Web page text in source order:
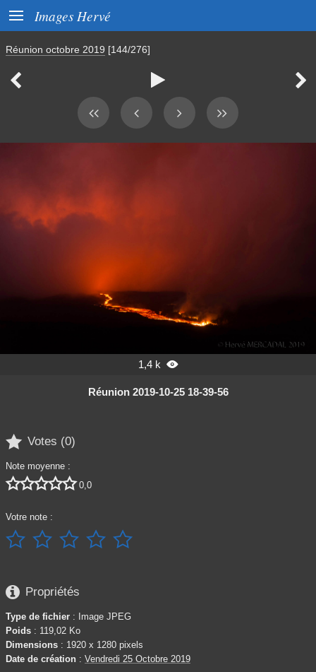
 Images Hervé
Réunion octobre 2019 [144/276]
  
1,4 k 
Réunion 2019-10-25 18-39-56
 Votes (0)
Note moyenne :
 0,0
Votre note :
    
 Propriétés
Type de fichier : Image JPEG
Poids : 119,02 Ko
Dimensions : 1920 x 1280 pixels
Date de création : Vendredi 25 Octobre 2019